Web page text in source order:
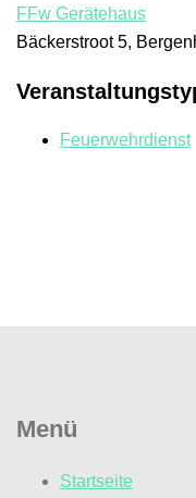
FFw Gerätehaus
Bäckerstroot 5,
Feuerwehrdienst
Menü
Startseite